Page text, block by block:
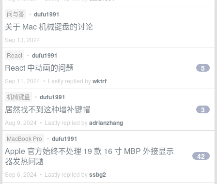
问与答 • dufu1991
关于 Mac 机械键盘的讨论
Sep 13, 2024
React
• dufu1991
React 中动画的问题
Sep 11, 2024 • Lastly replied bywktrf
5
机械键盘 • dufu1991
居然找不到这种增补键帽
Aug 9, 2024 • Lastly replied byadrianzhang
3
MacBook Pro • dufu1991
Apple 官方始终不处理 19 款 16 寸 MBP 外接显示
器发热问题
Sep 6, 2024 • Lastly replied byssbg2
42